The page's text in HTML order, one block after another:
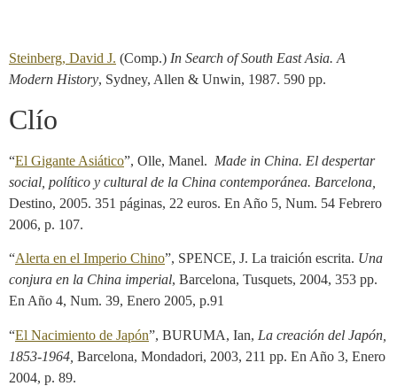
Steinberg, David J. (Comp.) In Search of South East Asia. A
Modern History, Sydney, Allen & Unwin, 1987. 590 pp.
Clío
“El Gigante Asiático”, Olle, Manel. Made in China. El despertar
social, político y cultural de la China contemporánea. Barcelona,
Destino, 2005. 351 páginas, 22 euros. En Año 5, Num. 54 Febrero
2006, p. 107.
“Alerta en el Imperio Chino”, SPENCE, J. La traición escrita. Una
conjura en la China imperial, Barcelona, Tusquets, 2004, 353 pp.
En Año 4, Num. 39, Enero 2005, p.91
“El Nacimiento de Japón”, BURUMA, Ian, La creación del Japón,
1853-1964, Barcelona, Mondadori, 2003, 211 pp. En Año 3, Enero
2004, p. 89.